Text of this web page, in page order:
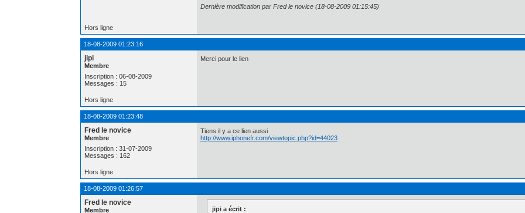
Dernière modification par Fred le novice (18-08-2009 01:15:45)
Hors ligne
18-08-2009 01:23:16
jipi
Membre
Inscription : 06-08-2009
Messages : 15
Merci pour le lien
Hors ligne
18-08-2009 01:23:48
Fred le novice
Membre
Inscription : 31-07-2009
Messages : 162
Tiens il y a ce lien aussi
http://www.iphonefr.com/viewtopic.php?id=44023
Hors ligne
18-08-2009 01:26:57
Fred le novice
Membre jipi a écrit :